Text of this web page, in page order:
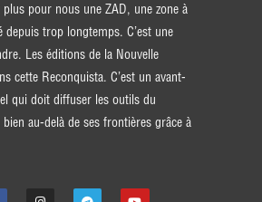
plus pour nous une ZAD, une zone à
depuis trop longtemps. C’est une
Les éditions de la Nouvelle
cette Reconquista. C’est un avant-
qui doit diffuser les outils du
au-delà de ses frontières grâce à